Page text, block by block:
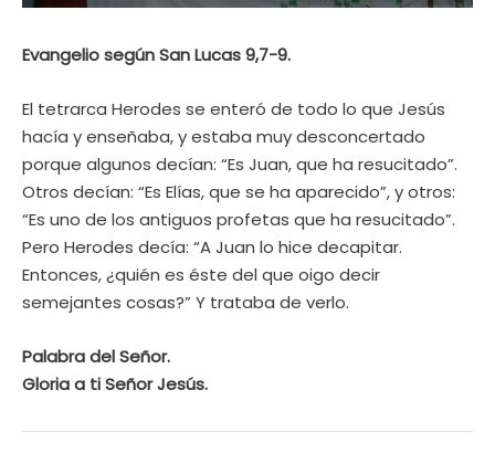
Evangelio según San Lucas 9,7-9.
El tetrarca Herodes se enteró de todo lo que Jesús
hacía y enseñaba, y estaba muy desconcertado
porque algunos decían: “Es Juan, que ha resucitado”.
Otros decían: “Es Elías, que se ha aparecido”, y otros:
“Es uno de los antiguos profetas que ha resucitado”.
Pero Herodes decía: “A Juan lo hice decapitar.
Entonces, ¿quién es éste del que oigo decir
semejantes cosas?” Y trataba de verlo.
Palabra del Señor.
Gloria a ti Señor Jesús.